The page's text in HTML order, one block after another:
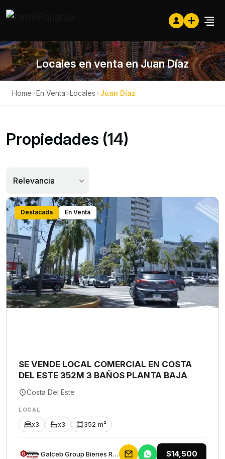
Locales en venta en Juan Díaz
Home ›En Venta ›Locales ›Juan Díaz
Propiedades (14)
Relevancia
Destacada En Venta
SE VENDE LOCAL COMERCIAL EN COSTA
DEL ESTE 352M 3 BAÑOS PLANTA BAJA
Costa Del Este
LOCAL
x3 x3 352 m²
Galceb Group Bienes Raices $14,500